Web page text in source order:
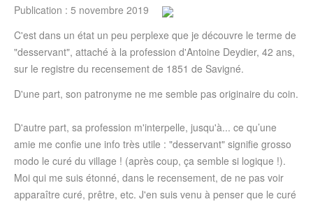
Publication : 5 novembre 2019
C'est dans un état un peu perplexe que je découvre le terme de
"desservant", attaché à la profession d'Antoine Deydier, 42 ans,
sur le registre du recensement de 1851 de Savigné.
D'une part, son patronyme ne me semble pas originaire du coin.
D'autre part, sa profession m'interpelle, jusqu'à... ce qu’une
amie me confie une info très utile : "desservant" signifie grosso
modo le curé du village ! (après coup, ça semble si logique !).
Moi qui me suis étonné, dans le recensement, de ne pas voir
apparaître curé, prêtre, etc. J'en suis venu à penser que le curé